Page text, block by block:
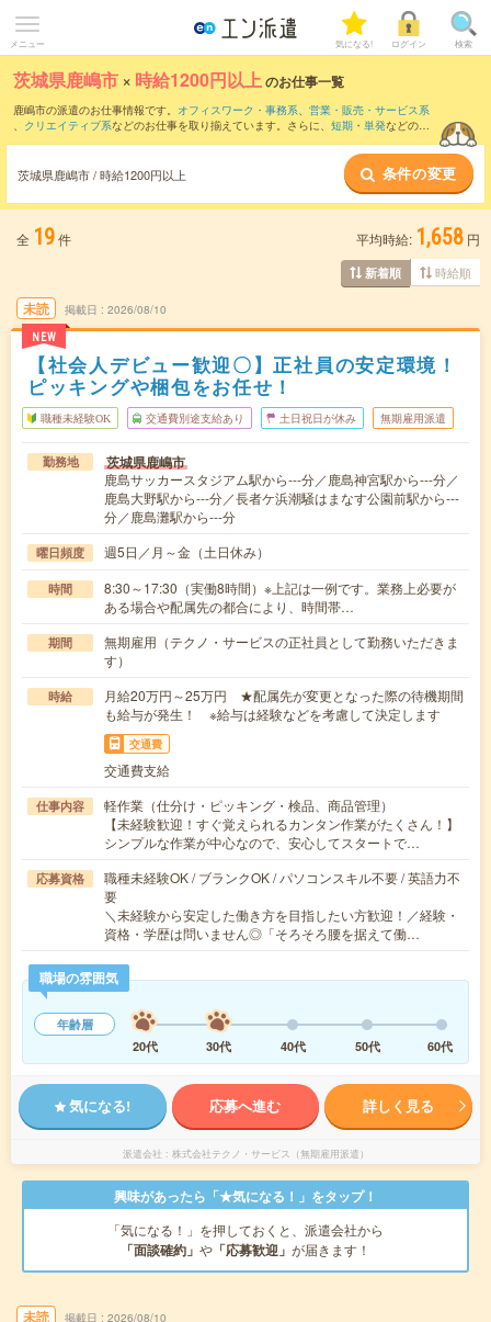
メニュー 気になる! ログイン 検索
茨城県鹿嶋市 × 時給1200円以上のお仕事一覧
鹿嶋市の派遣のお仕事情報です。 オフィスワーク・事務系、 営業・販売・サービス系
、 クリエイティブ系などのお仕事を取り揃えています。さらに、 短期 ・ 単発などの期
茨城県鹿嶋市 / 時給1200円以上 条件の変更
全 19件 平均時給: 1,658 円
新着順 時給順
未読
NEW
掲載日 2026/08/10
【社会人デビュー歓迎〇】正社員の安定環境！
ピッキングや梱包をお任せ！
職種未経験OK 交通費別途支給あり 土日祝日が休み 無期雇用派遣
勤務地 茨城県鹿嶋市
鹿島サッカースタジアム駅から---分／鹿島神宮駅から---分／
鹿島大野駅から---分／長者ケ浜潮騒はまなす公園前駅から---
分／鹿島灘駅から---分
曜日頻度 週5日／月～金（土日休み）
時間
8:30～17:30（実働8時間）※上記は一例です。業務上必要が
ある場合や配属先の都合により、時間帯…
期間
無期雇用（テクノ・サービスの正社員として勤務いただきま
す）
時給
月給20万円～25万円 ★配属先が変更となった際の待機期間
も給与が発生！ ※給与は経験などを考慮して決定します
交通費
交通費支給
仕事内容
軽作業（仕分け・ピッキング・検品、商品管理）
【未経験歓迎！すぐ覚えられるカンタン作業がたくさん！】
シンプルな作業が中心なので、安心してスタートで…
応募資格
職種未経験OK / ブランクOK / パソコンスキル不要 / 英語力不
要
＼未経験から安定した働き方を目指したい方歓迎！／経験・
資格・学歴は問いません◎「そろそろ腰を据えて働…
職場の雰囲気
年齢層
20代
30代 40代 50代 60代
気になる! 応募へ進む 詳しく見る
派遣会社 株式会社テクノ・サービス（無期雇用派遣）
興味があったら「★気になる！」をタップ！
「気になる！」を押しておくと、派遣会社から
「面談確約」 や 「応募歓迎」 が届きます！
未読 掲載日 2026/08/10